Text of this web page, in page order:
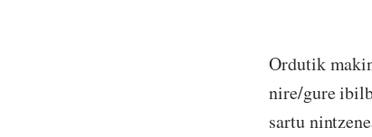
Ordutik
nire/gure
sartu